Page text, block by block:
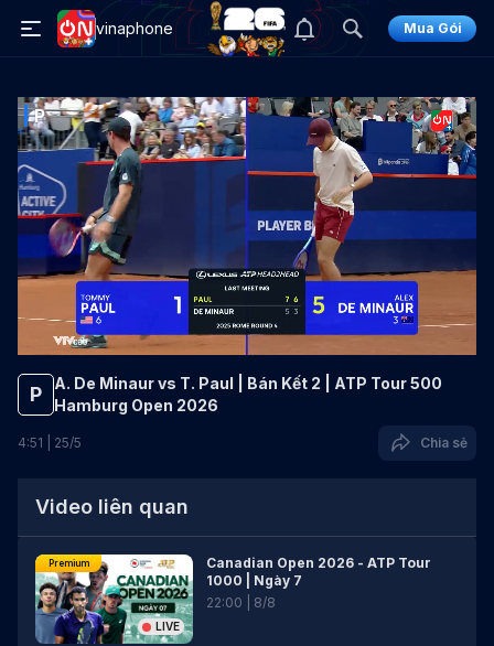
vinaphone Mua Gói
P
P
A. De Minaur vs T. Paul | Bán Kết 2 | ATP Tour 500
Hamburg Open 2026
4:51 25/5 Chia sẻ
Video liên quan
LIVE
Premium
Canadian Open 2026 - ATP Tour
1000 | Ngày 7
22:00 8/8